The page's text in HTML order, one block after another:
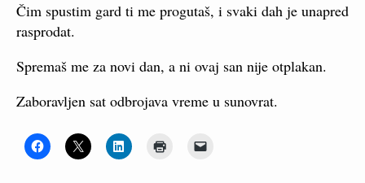
Čim spustim gard ti me progutaš, i svaki dah je unapred
rasprodat.
Spremaš me za novi dan, a ni ovaj san nije otplakan.
Zaboravljen sat odbrojava vreme u sunovrat.